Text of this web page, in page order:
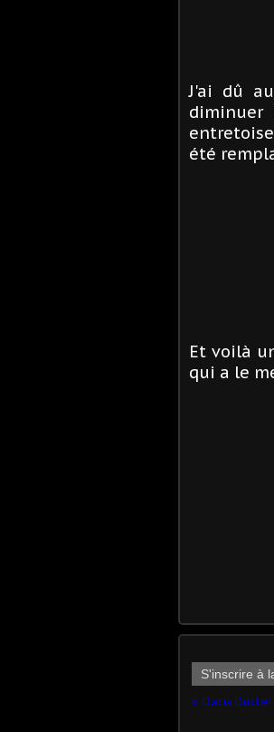
J'ai dû
diminuer
été
Et voilà
qui a le
S'inscrire à